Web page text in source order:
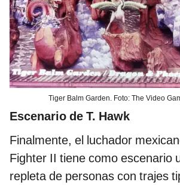
Tiger Balm Garden. Foto: The Video
Escenario de T. Hawk
Finalmente, el luchador
Fighter II tiene como escenario
repleta de personas con trajes